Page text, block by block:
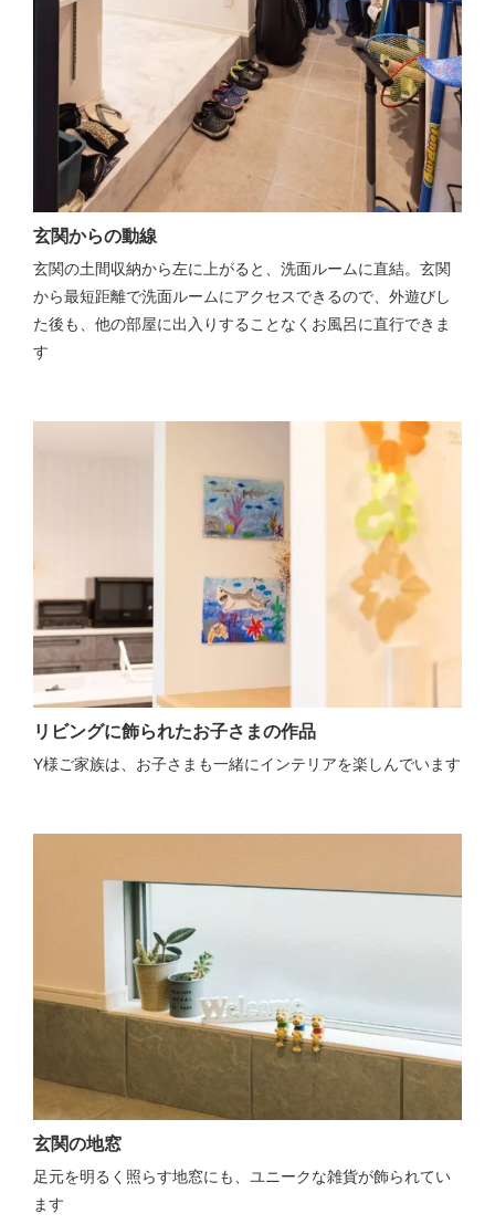
玄関からの動線
玄関の土間収納から左に上がると、洗面ルームに直結。玄関
から最短距離で洗面ルームにアクセスできるので、外遊びし
た後も、他の部屋に出入りすることなくお風呂に直行できま
す
リビングに飾られたお子さまの作品
Y様ご家族は、お子さまも一緒にインテリアを楽しんでいます
玄関の地窓
足元を明るく照らす地窓にも、ユニークな雑貨が飾られてい
ます